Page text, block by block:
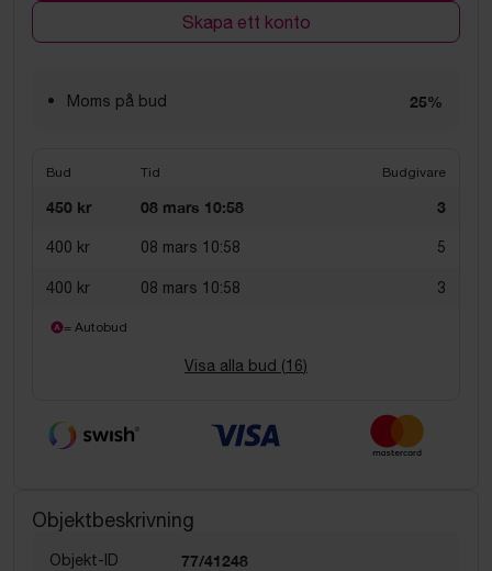
Skapa ett konto
Moms på bud 25%
Bud Tid Budgivare
450 kr 08 mars 10:58 3
400 kr 08 mars 10:58 5
400 kr 08 mars 10:58 3
= Autobud
Visa alla bud (16)
Objektbeskrivning
Objekt-ID 77/41248